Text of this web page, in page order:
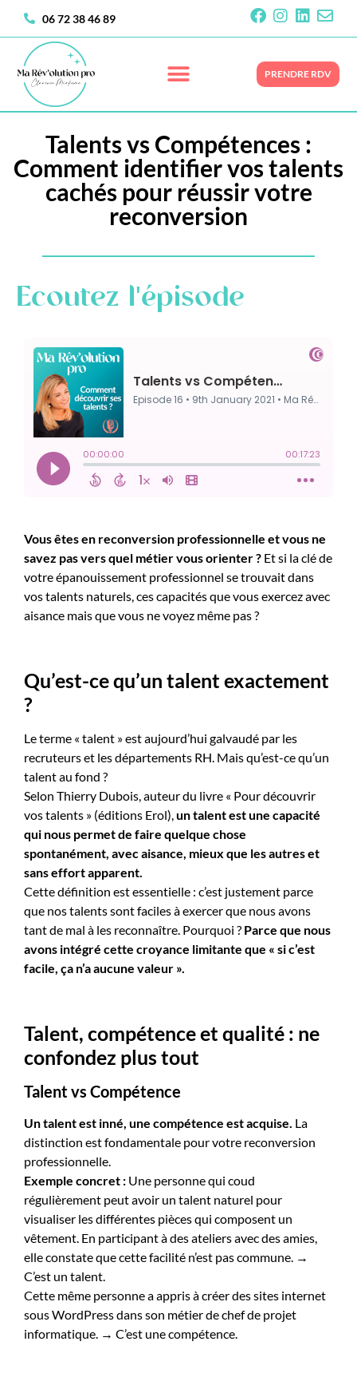
06 72 38 46 89
PRENDRE RDV
Talents vs Compétences :
Comment identifier vos talents
cachés pour réussir votre
reconversion
Ecoutez l'épisode
Vous êtes en reconversion professionnelle et vous ne
savez pas vers quel métier vous orienter ? Et si la clé de
votre épanouissement professionnel se trouvait dans
vos talents naturels, ces capacités que vous exercez avec
aisance mais que vous ne voyez même pas ?
Qu’est-ce qu’un talent exactement
?
Le terme « talent » est aujourd’hui galvaudé par les
recruteurs et les départements RH. Mais qu’est-ce qu’un
talent au fond ?
Selon Thierry Dubois, auteur du livre « Pour découvrir
vos talents » (éditions Erol),un talent est une capacité
qui nous permet de faire quelque chose
spontanément, avec aisance, mieux que les autres et
sans effort apparent.
Cette définition est essentielle : c’est justement parce
que nos talents sont faciles à exercer que nous avons
tant de mal à les reconnaître. Pourquoi ? Parce que nous
avons intégré cette croyance limitante que « si c’est
facile, ça n’a aucune valeur ».
Talent, compétence et qualité : ne
confondez plus tout
Talent vs Compétence
Un talent est inné, une compétence est acquise. La
distinction est fondamentale pour votre reconversion
professionnelle.
Exemple concret : Une personne qui coud
régulièrement peut avoir un talent naturel pour
visualiser les différentes pièces qui composent un
vêtement. En participant à des ateliers avec des amies,
elle constate que cette facilité n’est pas commune. →
C’est un talent.
Cette même personne a appris à créer des sites internet
sous WordPress dans son métier de chef de projet
informatique. → C’est une compétence.